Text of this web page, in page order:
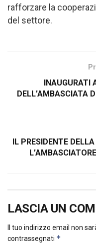
rafforzare la
del settore.
INAUGURATI
DELL’AMBASCIATA
IL PRESIDENTE
LASCIA UN
Il tuo indirizzo email non
contrassegnati *